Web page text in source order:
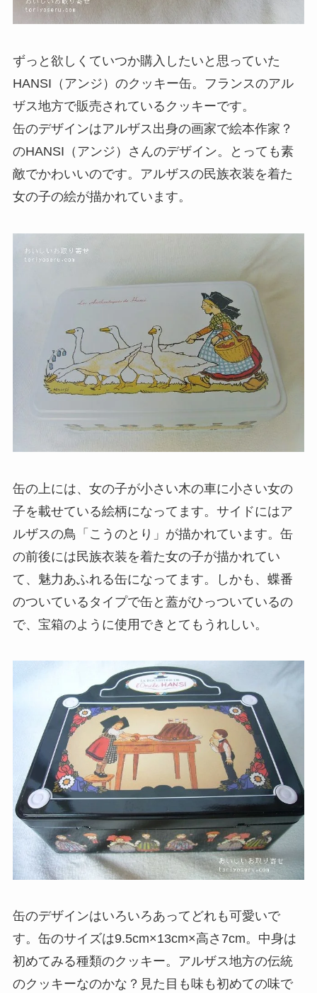
ずっと欲しくていつか購入したいと思っていた
HANSI（アンジ）のクッキー缶。フランスのアル
ザス地方で販売されているクッキーです。
缶のデザインはアルザス出身の画家で絵本作家？
のHANSI（アンジ）さんのデザイン。とっても素
敵でかわいいのです。アルザスの民族衣装を着た
女の子の絵が描かれています。
缶の上には、女の子が小さい木の車に小さい女の
子を載せている絵柄になってます。サイドにはア
ルザスの鳥「こうのとり」が描かれています。缶
の前後には民族衣装を着た女の子が描かれてい
て、魅力あふれる缶になってます。しかも、蝶番
のついているタイプで缶と蓋がひっついているの
で、宝箱のように使用できとてもうれしい。
缶のデザインはいろいろあってどれも可愛いで
す。缶のサイズは9.5cm×13cm×高さ7cm。中身は
初めてみる種類のクッキー。アルザス地方の伝統
のクッキーなのかな？見た目も味も初めての味で